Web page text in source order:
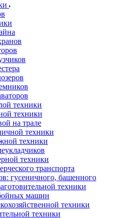
техники
техники
на трале
техники
техники
техники
транспорта
гусеничного, башенного
техники
машин
техники
техники